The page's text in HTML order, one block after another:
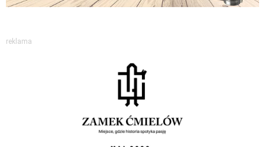
reklama